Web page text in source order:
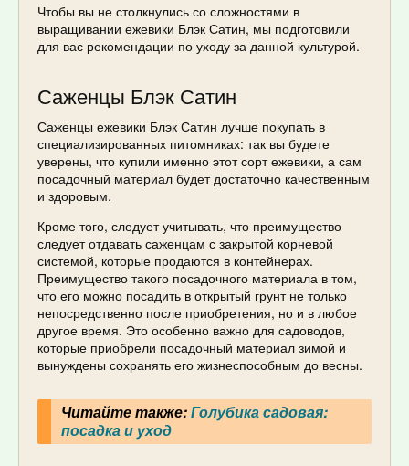
Чтобы вы не столкнулись со сложностями в
выращивании ежевики Блэк Сатин, мы подготовили
для вас рекомендации по уходу за данной культурой.
Саженцы Блэк Сатин
Саженцы ежевики Блэк Сатин лучше покупать в
специализированных питомниках: так вы будете
уверены, что купили именно этот сорт ежевики, а сам
посадочный материал будет достаточно качественным
и здоровым.
Кроме того, следует учитывать, что преимущество
следует отдавать саженцам с закрытой корневой
системой, которые продаются в контейнерах.
Преимущество такого посадочного материала в том,
что его можно посадить в открытый грунт не только
непосредственно после приобретения, но и в любое
другое время. Это особенно важно для садоводов,
которые приобрели посадочный материал зимой и
вынуждены сохранять его жизнеспособным до весны.
Читайте также:Голубика садовая:
посадка и уход